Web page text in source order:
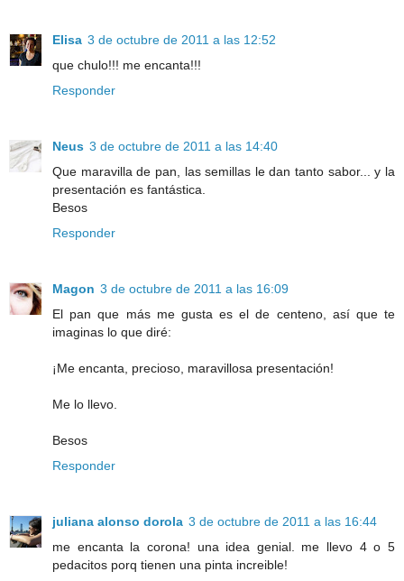
Elisa 3 de octubre de 2011 a las 12:52
que chulo!!! me encanta!!!
Responder
Neus 3 de octubre de 2011 a las 14:40
Que maravilla de pan, las semillas le dan tanto sabor... y la
presentación es fantástica.
Besos
Responder
Magon 3 de octubre de 2011 a las 16:09
El pan que más me gusta es el de centeno, así que te
imaginas lo que diré:
¡Me encanta, precioso, maravillosa presentación!
Me lo llevo.
Besos
Responder
juliana alonso dorola 3 de octubre de 2011 a las 16:44
me encanta la corona! una idea genial. me llevo 4 o 5
pedacitos porq tienen una pinta increible!